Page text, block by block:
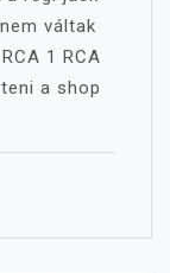
váltak
1 RCA
a shop